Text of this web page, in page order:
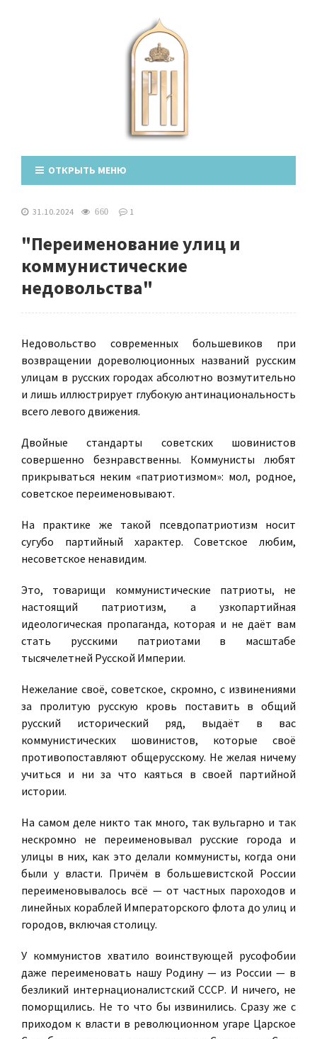
ОТКРЫТЬ МЕНЮ
31.10.2024 660 1
"Переименование улиц и
коммунистические
недовольства"
Недовольство современных большевиков при
возвращении дореволюционных названий русским
улицам в русских городах абсолютно возмутительно
и лишь иллюстрирует глубокую антинациональность
всего левого движения.
Двойные стандарты советских шовинистов
совершенно безнравственны. Коммунисты любят
прикрываться неким «патриотизмом»: мол, родное,
советское переименовывают.
На практике же такой псевдопатриотизм носит
сугубо партийный характер. Советское любим,
несоветское ненавидим.
Это, товарищи коммунистические патриоты, не
настоящий патриотизм, а узкопартийная
идеологическая пропаганда, которая и не даёт вам
стать русскими патриотами в масштабе
тысячелетней Русской Империи.
Нежелание своё, советское, скромно, с извинениями
за пролитую русскую кровь поставить в общий
русский исторический ряд, выдаёт в вас
коммунистических шовинистов, которые своё
противопоставляют общерусскому. Не желая ничему
учиться и ни за что каяться в своей партийной
истории.
На самом деле никто так много, так вульгарно и так
нескромно не переименовывал русские города и
улицы в них, как это делали коммунисты, когда они
были у власти. Причём в большевистской России
переименовывалось всё — от частных пароходов и
линейных кораблей Императорского флота до улиц и
городов, включая столицу.
У коммунистов хватило воинствующей русофобии
даже переименовать нашу Родину — из России — в
безликий интернационалистский СССР. И ничего, не
поморщились. Не то что бы извинились. Сразу же с
приходом к власти в революционном угаре Царское